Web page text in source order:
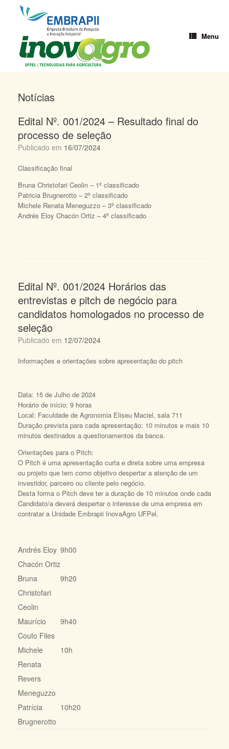
Menu
Notícias
Edital Nº. 001/2024 – Resultado final do
processo de seleção
Publicado em 16/07/2024
Classificação final
Bruna Christofari Ceolin – 1º classificado
Patricia Brugnerotto – 2º classificado
Michele Renata Meneguzzo – 3º classificado
Andrés Eloy Chacón Ortiz – 4º classificado
Edital Nº. 001/2024 Horários das
entrevistas e pitch de negócio para
candidatos homologados no processo de
seleção
Publicado em 12/07/2024
Informações e orientações sobre apresentação do pitch
Data: 15 de Julho de 2024
Horário de início: 9 horas
Local: Faculdade de Agronomia Eliseu Maciel, sala 711
Duração prevista para cada apresentação: 10 minutos e mais 10
minutos destinados a questionamentos da banca.
Orientações para o Pitch:
O Pitch é uma apresentação curta e direta sobre uma empresa
ou projeto que tem como objetivo despertar a atenção de um
investidor, parceiro ou cliente pelo negócio.
Desta forma o Pitch deve ter a duração de 10 minutos onde cada
Candidato/a deverá despertar o interesse de uma empresa em
contratar a Unidade Embrapii InovaAgro UFPel.
Andrés Eloy
Chacón Ortiz
9h00
Bruna
Christofari
Ceolin
9h20
Maurício
Couto Files
9h40
Michele
Renata
Revers
Meneguzzo
10h
Patrícia
Brugnerotto
10h20